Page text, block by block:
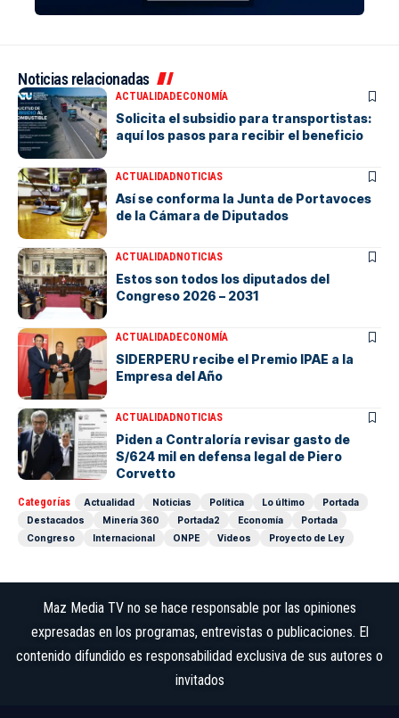
Noticias relacionadas
ACTUALIDADECONOMÍA
Solicita el subsidio para transportistas:
aquí los pasos para recibir el beneficio
ACTUALIDADNOTICIAS
Así se conforma la Junta de Portavoces
de la Cámara de Diputados
ACTUALIDADNOTICIAS
Estos son todos los diputados del
Congreso 2026 – 2031
ACTUALIDADECONOMÍA
SIDERPERU recibe el Premio IPAE a la
Empresa del Año
ACTUALIDADNOTICIAS
Piden a Contraloría revisar gasto de
S/624 mil en defensa legal de Piero
Corvetto
Categorías Actualidad Noticias Política Lo último
Portada
Destacados
Minería 360 Portada2 Economía
Portada
Congreso
Internacional ONPE Videos Proyecto de Ley
Maz Media TV no se hace responsable por las opiniones
expresadas en los programas, entrevistas o publicaciones. El
contenido difundido es responsabilidad exclusiva de sus autores o
invitados